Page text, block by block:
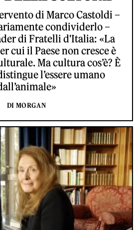
di Marco Castoldi –
condividerlo –
di Fratelli d'Italia: «La
cui il Paese non cresce è
Ma cultura cos’è? È
l’essere umano
DI MORGAN